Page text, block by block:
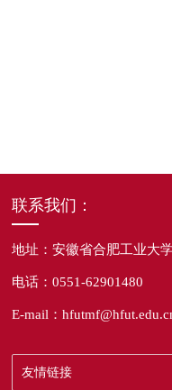
联系我们：
地址：安徽省合肥工业大
电话：0551-62901480
E-mail：
友情链接